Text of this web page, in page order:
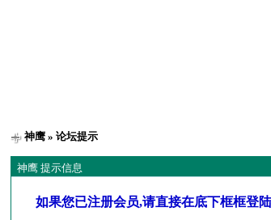
神鹰 » 论坛提示
神鹰 提示信息
如果您已注册会员,请直接在底下框框登